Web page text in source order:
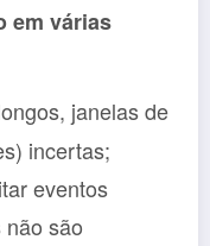
em várias
janelas de
incertas;
eventos
são